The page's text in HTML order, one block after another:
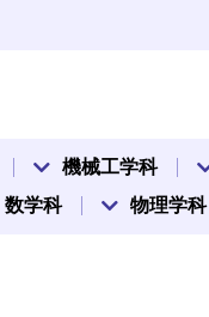
機械工学科
数学科 物理学科